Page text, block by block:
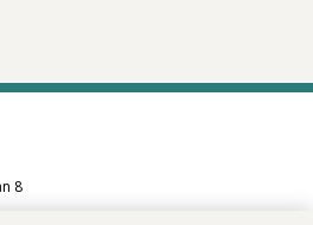
delningsalternativ.
8